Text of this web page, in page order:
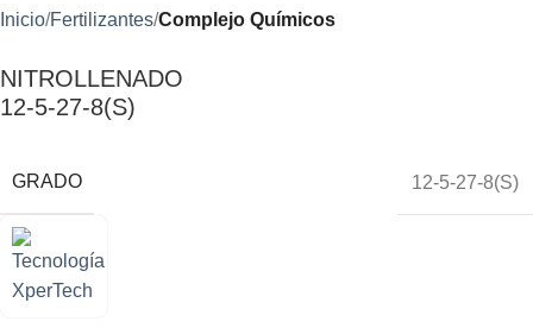
Inicio Fertilizantes Complejo Químicos
NITROLLENADO
12-5-27-8(S)
GRADO 12-5-27-8(S)